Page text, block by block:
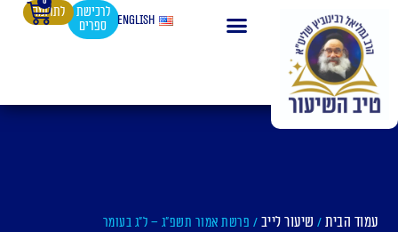
English
לרכישת
ספרים
לתרומה
עגלת
עמוד הבית/ שיעור לייב / פרשת אמור תשפ"ג – ל"ג בעומר